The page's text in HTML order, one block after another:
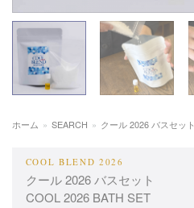
ホーム » SEARCH » クール 2026 バスセット
COOL BLEND 2026
クール 2026 バスセット
COOL 2026 BATH SET